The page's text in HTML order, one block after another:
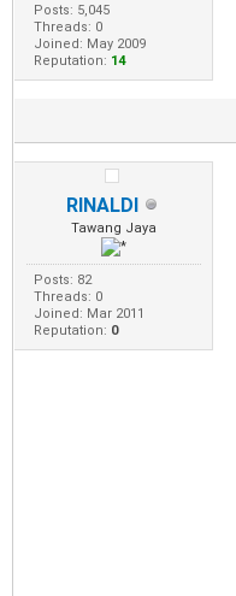
Posts: 5,045
Threads: 0
Joined: May 2009
Reputation: 14
RINALDI
Tawang Jaya
Posts: 82
Threads: 0
Joined: Mar 2011
Reputation: 0